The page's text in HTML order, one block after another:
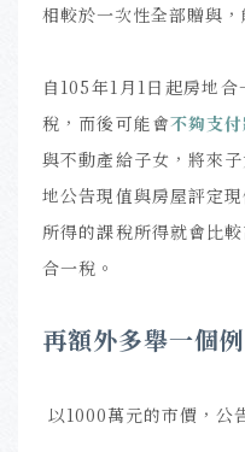
相較於一次性全部贈與
自105年1月1日起房地
稅，而後可能會不夠支
與不動產給子女，將來
地公告現值與房屋評定
所得的課稅所得就會比
合一稅。
再額外多舉一個
以1000萬元的市價，公